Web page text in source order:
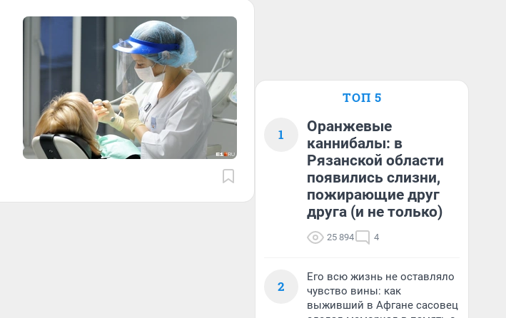
ТОП 5
1
Оранжевые
каннибалы: в
Рязанской области
появились слизни,
пожирающие друг
друга (и не только)
25 894 4
2
Его всю жизнь не оставляло
чувство вины: как
выживший в Афгане сасовец